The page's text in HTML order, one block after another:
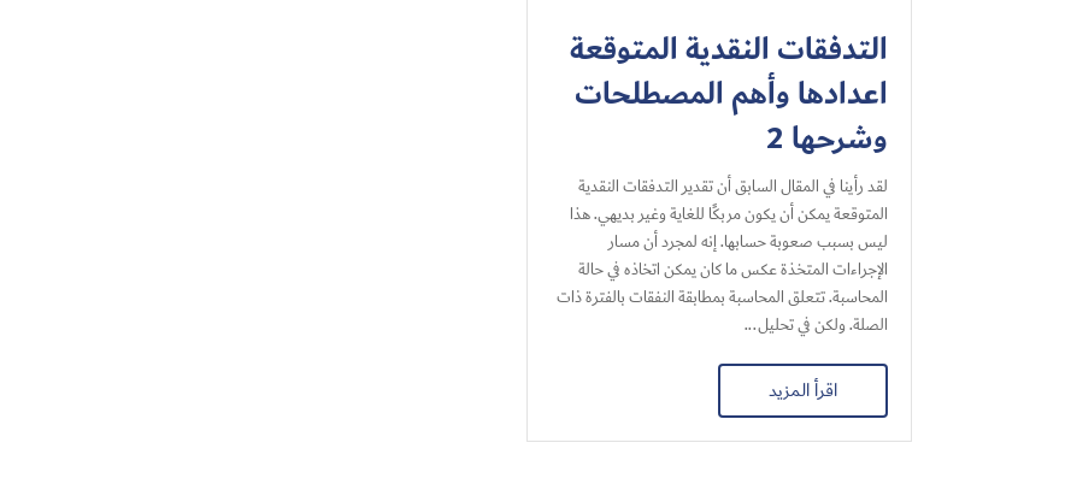
التدفقات النقدية المتوقعة
اعدادها وأهم المصطلحات
وشرحها 2
لقد رأينا في المقال السابق أن تقدير التدفقات النقدية
المتوقعة يمكن أن يكون مربكًا للغاية وغير بديهي. هذا
ليس بسبب صعوبة حسابها. إنه لمجرد أن مسار
الإجراءات المتخذة عكس ما كان يمكن اتخاذه في حالة
المحاسبة. تتعلق المحاسبة بمطابقة النفقات بالفترة ذات
الصلة. ولكن في تحليل...
اقرأ المزيد